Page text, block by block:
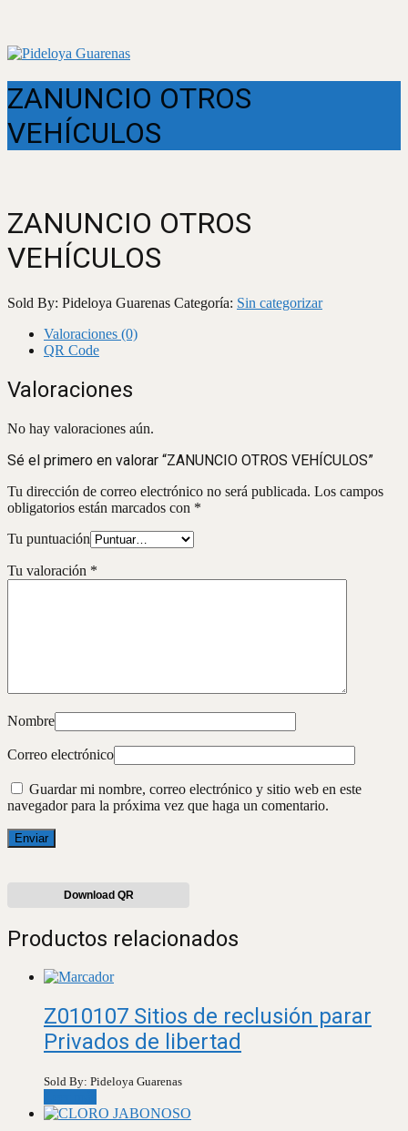
ZANUNCIO OTROS
VEHÍCULOS
ZANUNCIO OTROS
VEHÍCULOS
Sold By: Pideloya Guarenas Categoría: Sin categorizar
Valoraciones (0)
QR Code
Valoraciones
No hay valoraciones aún.
Sé el primero en valorar “ZANUNCIO OTROS VEHÍCULOS”
Tu dirección de correo electrónico no será publicada. Los campos
obligatorios están marcados con *
Tu puntuación
Tu valoración *
Nombre
Correo electrónico
Guardar mi nombre, correo electrónico y sitio web en este
navegador para la próxima vez que haga un comentario.
Download QR
Productos relacionados
Z010107 Sitios de reclusión parar
Privados de libertad
Sold By: Pideloya Guarenas